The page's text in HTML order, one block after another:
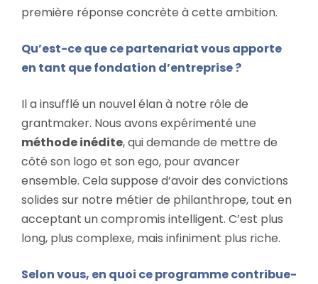
première réponse concrète à cette ambition.
Qu’est-ce que ce partenariat vous apporte
en tant que fondation d’entreprise ?
Il a insufflé un nouvel élan à notre rôle de
grantmaker. Nous avons expérimenté une
méthode inédite, qui demande de mettre de
côté son logo et son ego, pour avancer
ensemble. Cela suppose d’avoir des convictions
solides sur notre métier de philanthrope, tout en
acceptant un compromis intelligent. C’est plus
long, plus complexe, mais infiniment plus riche.
Selon vous, en quoi ce programme contribue-